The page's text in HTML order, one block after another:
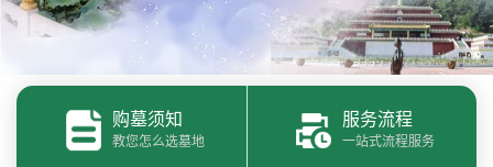
购墓须知
教您怎么选墓地
服务流程
一站式流程服务